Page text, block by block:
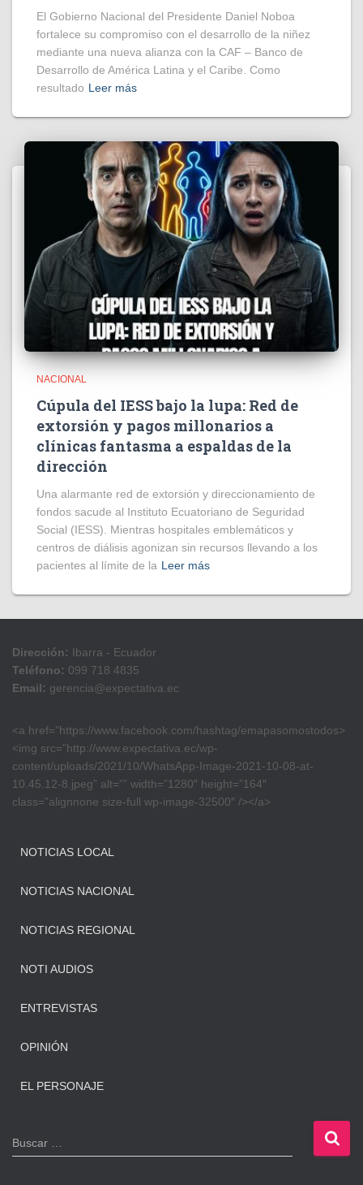
El Gobierno Nacional del Presidente Daniel Noboa
fortalece su compromiso con el desarrollo de la niñez
mediante una nueva alianza con la CAF – Banco de
Desarrollo de América Latina y el Caribe. Como
resultado Leer más
NACIONAL
Cúpula del IESS bajo la lupa: Red de
extorsión y pagos millonarios a
clínicas fantasma a espaldas de la
dirección
​Una alarmante red de extorsión y direccionamiento de
fondos sacude al Instituto Ecuatoriano de Seguridad
Social (IESS). Mientras hospitales emblemáticos y
centros de diálisis agonizan sin recursos llevando a los
pacientes al límite de la Leer más
Dirección: Ibarra - Ecuador
Teléfono: 099 718 4835
Email: gerencia@expectativa.ec
<a href=”https://www.facebook.com/hashtag/emapasomostodos>
<img src=”http://www.expectativa.ec/wp-
content/uploads/2021/10/WhatsApp-Image-2021-10-08-at-
10.45.12-8.jpeg” alt=”” width=”1280″ height=”164″
class=”alignnone size-full wp-image-32500″ /></a>
NOTICIAS LOCAL
NOTICIAS NACIONAL
NOTICIAS REGIONAL
NOTI AUDIOS
ENTREVISTAS
OPINIÓN
EL PERSONAJE
B
u
Buscar …